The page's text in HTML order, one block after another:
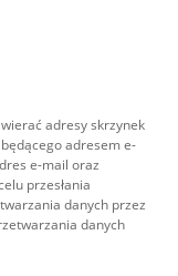
adresy skrzynek
adresem e-
e-mail oraz
przesłania
danych przez
danych